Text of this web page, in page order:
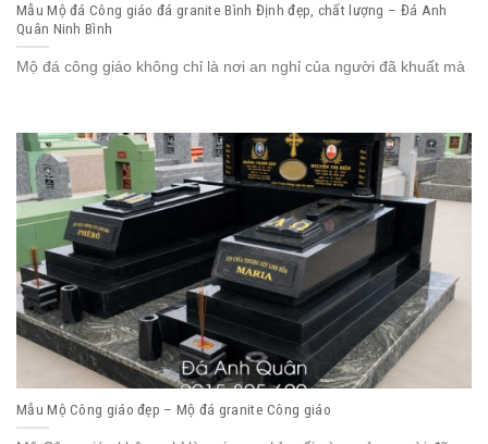
Mẫu Mộ đá Công giáo đá granite Bình Định đẹp, chất lượng – Đá Anh
Quân Ninh Bình
Mộ đá công giáo không chỉ là nơi an nghỉ của người đã khuất mà
Mẫu Mộ Công giáo đẹp – Mộ đá granite Công giáo